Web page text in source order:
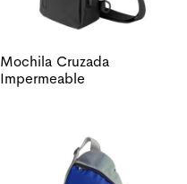
Mochila Cruzada
Impermeable